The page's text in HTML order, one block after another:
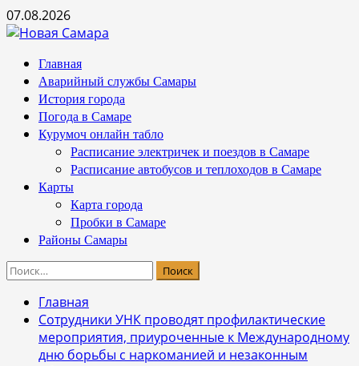
Перейти
к
07.08.2026
Основное
меню
Главная
Аварийный службы Самары
История города
Погода в Самаре
Курумоч онлайн табло
Расписание электричек и поездов в Самаре
Расписание автобусов и теплоходов в Самаре
Карты
Карта города
Пробки в Самаре
Районы Самары
Найти:
Главная
Сотрудники УНК проводят профилактические
мероприятия, приуроченные к Международному
дню борьбы с наркоманией и незаконным